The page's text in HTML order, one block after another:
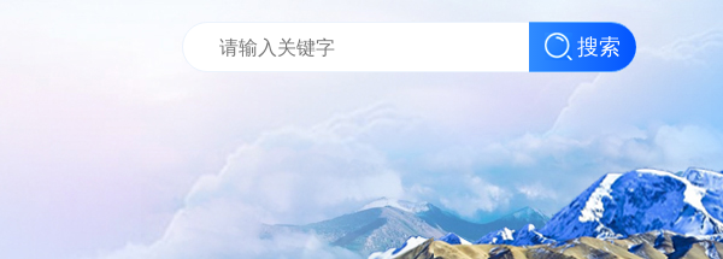
搜索